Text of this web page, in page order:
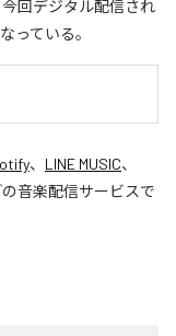
今回デジタル配信され
っている。
、 LINE MUSIC、
音楽配信サービスで